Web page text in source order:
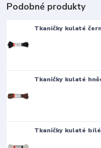
Podobné produkty
Tkaničky kulaté
Tkaničky kulaté
Tkaničky kulaté